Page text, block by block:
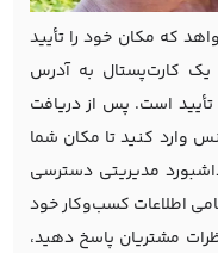
که مکان خود را تأیید
یک کارت‌پستال به آدرس
است. پس از دریافت
وارد کنید تا مکان شما
مدیریتی دسترسی
اطلاعات کسب‌وکار خود
مشتریان پاسخ دهید،